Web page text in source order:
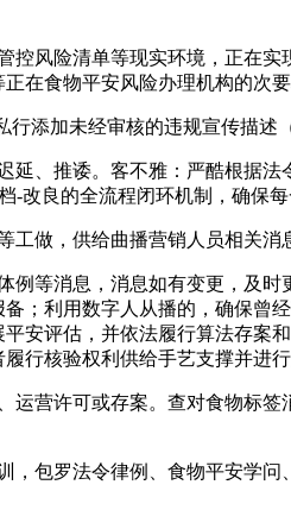
风险清单等现实环境，正在实
在食物平安风险办理机构的次要
加未经审核的违规宣传描述
、推诿。客不雅：严酷根据法
改良的全流程闭环机制，确保
做，供给曲播营销人员相关消
等消息，消息如有变更，及时
；利用数字人从播的，确保曾
安评估，并依法履行算法存案
行核验权利供给手艺支撑并进行
营许可或存案。查对食物标签
包罗法令律例、食物平安学问